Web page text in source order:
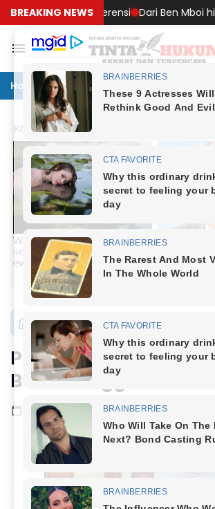
BREAKING NEWS
Referensi Dari Ben Mboi hingga Cak
Home Politik
Nasional
PWI Jaya: Hendry Ch
Bukan Anggota PWI
Agustus 15, 2024 1 menit baca